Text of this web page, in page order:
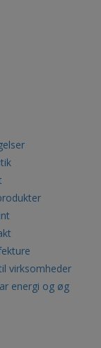
virksomheder
energi og øg